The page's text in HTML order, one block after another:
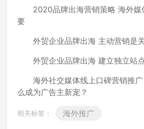
2020品牌出海营销策略 海外媒
要
外贸企业品牌出海 主动营销是
外贸企业品牌出海 建立独立站
海外社交媒体线上口碑营销推
么成为广告主新宠？
相关标签： 海外推广